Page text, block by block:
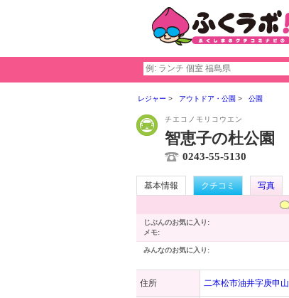
レジャー アウトドア・公園 公園
チエコノモリコウエン
智恵子の杜公園
0243-55-5130
基本情報 クチコミ
写真
じぶんのお気に入り:
メモ:
みんなのお気に入り:
住所 二本松市油井字庚申山